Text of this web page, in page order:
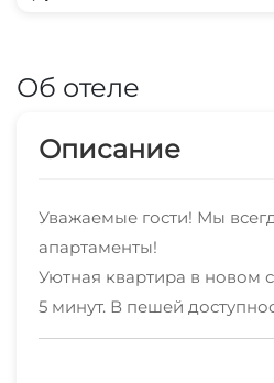
Об отеле
Описание
Уважаемые гости! Мы
апартаменты!
Уютная квартира в новом
5 минут. В пешей
На территории ЖК
Высокий уровень